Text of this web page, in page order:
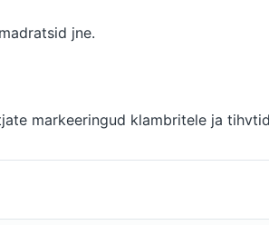
jne.
markeeringud klambritele ja